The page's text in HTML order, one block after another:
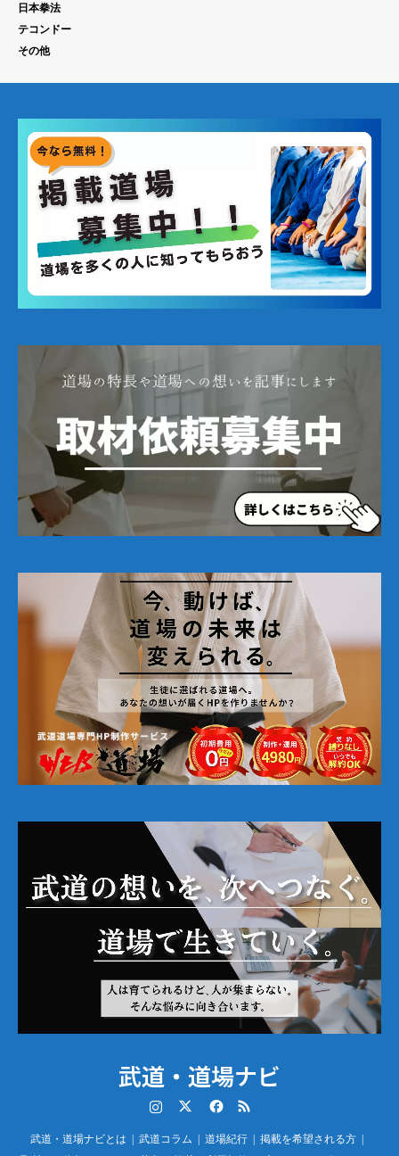
日本拳法
テコンドー
その他
武道・道場ナビ
RSS
武道・道場ナビとは 武道コラム 道場紀行
掲載を希望される方